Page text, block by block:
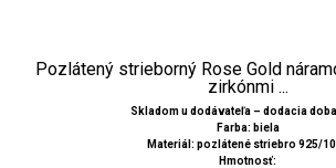
Pozlátený strieborný Rose Gold
zirkónmi ...
Skladom u dodávateľa – dodacia
Farba: biela
Materiál: pozlátené striebro 925/
Hmotnosť: